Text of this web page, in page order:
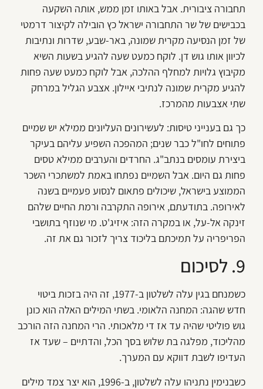
תחבורה ציבורית. אבל באותו זמן ממש, אותה השקעה
בכבישים של שר התחבורה ישראל כץ הובילה לקיצור דרמטי
של זמן הנסיעה מקרית שמונה, באר-שבע, שדרות ונתיבות
לכיוון אותו גוש דן. לוקח כמעט שעה להגיע בשעות השיא
מקיבוץ גלויות למחלף ההלכה, אבל לוקח כמעט שעה פחות
להגיע מקרית שמונה לנתיבי איילון. אצבע הגליל במרחק
שתי אצבעות מהמרכז.
כך גם בענייני טיסות: לעשירונים העליונים ממילא יש שמיים
פתוחים לחו"ל כבר שנים; המהפכה השפיע עליהם בעיקר
ביצירת עומסים בנתב"ג. החרדים והערבים ממילא טסים
פחות גם היום. אבל השמיים נפתחו באמת למשתכרי השכר
הממוצע בישראל, שיכולים פתאום לנסוע פעמיים בשנה
לאירופה. בתודעתם, אירופה התקרבה ורמת החיים שלהם
זינקה אל-על, או במקרה הזה: איזיג'ט. מי שנוזף בתושבי
הפריפריה על תמיכתם בליכוד צריך לזכור גם את זה.
9. לסיכום
כשמנחם בגין עלה לשלטון ב-1977, זה היה בזכות ביטוי
חדש שהגה: המחנה הלאומי. בשתי המילים האלה הוא כונן
גוש פוליטי שהיה עד אז די מלאכותי. הרי המחנה הזה הורכב
מהליכוד, מפלגה בת שלוש בסך הכל, והדתיים – שעד אז
העדיפו לשבת דווקא עם המערך.
כשבנימין נתניהו עלה לשלטון, ב-1996, הוא יצר צמד מילים